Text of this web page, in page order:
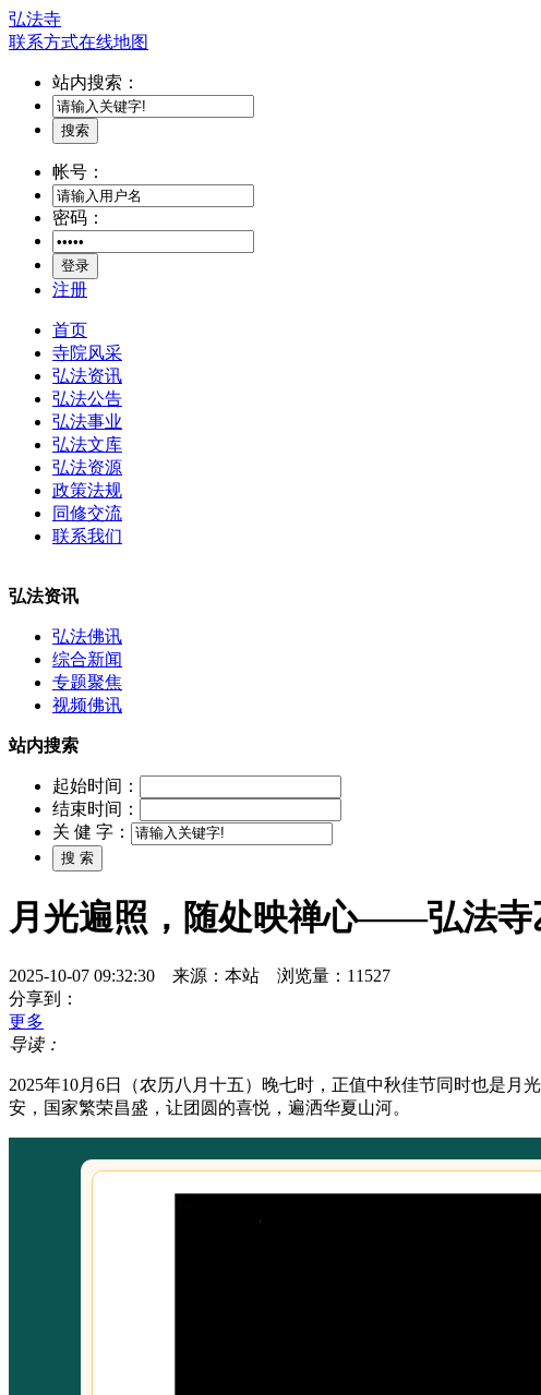
弘法寺
联系方式在线地图
站内搜索：
搜索
帐号：
密码：
登录
注册
首页
寺院风采
弘法资讯
弘法公告
弘法事业
弘法文库
弘法资源
政策法规
同修交流
联系我们
弘法资讯
弘法佛讯
综合新闻
专题聚焦
视频佛讯
站内搜索
起始时间：
结束时间：
关 健 字：
月光遍照，随处映禅心——弘法寺
2025-10-07 09:32:30 来源：本站 浏览量：11527
分享到：
更多
导读：
2025年10月6日（农历八月十五）晚七时，正值中秋佳节同时也是
安，国家繁荣昌盛，让团圆的喜悦，遍洒华夏山河。